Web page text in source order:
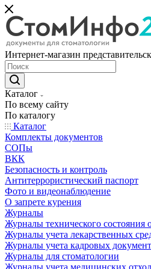
Интернет-магазин
Каталог
По всему сайту
По каталогу
Каталог
Комплекты документов
СОПы
ВКК
Безопасность и контроль
Антитеррористический паспорт
Фото и видеонаблюдение
О запрете курения
Журналы
Журналы технического состояния
Журналы учета лекарственных
Журналы учета кадровых
Журналы для стоматологии
Журналы учета медицинских